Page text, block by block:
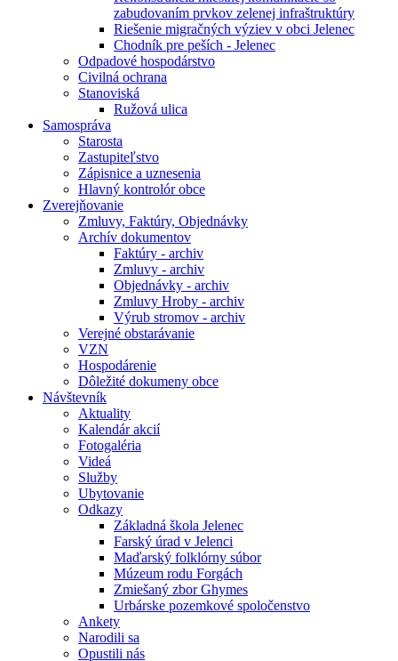
zabudovaním prvkov zelenej infraštruktúry
Riešenie migračných výziev v obci Jelenec
Chodník pre peších - Jelenec
Odpadové hospodárstvo
Civilná ochrana
Stanoviská
Ružová ulica
Samospráva
Starosta
Zastupiteľstvo
Zápisnice a uznesenia
Hlavný kontrolór obce
Zverejňovanie
Zmluvy, Faktúry, Objednávky
Archív dokumentov
Faktúry - archiv
Zmluvy - archiv
Objednávky - archiv
Zmluvy Hroby - archiv
Výrub stromov - archiv
Verejné obstarávanie
VZN
Hospodárenie
Dôležité dokumeny obce
Návštevník
Aktuality
Kalendár akcií
Fotogaléria
Videá
Služby
Ubytovanie
Odkazy
Základná škola Jelenec
Farský úrad v Jelenci
Maďarský folklórny súbor
Múzeum rodu Forgách
Zmiešaný zbor Ghymes
Urbárske pozemkové spoločenstvo
Ankety
Narodili sa
Opustili nás